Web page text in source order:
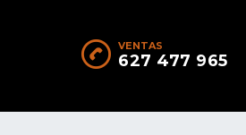
VENTAS
627 477 965